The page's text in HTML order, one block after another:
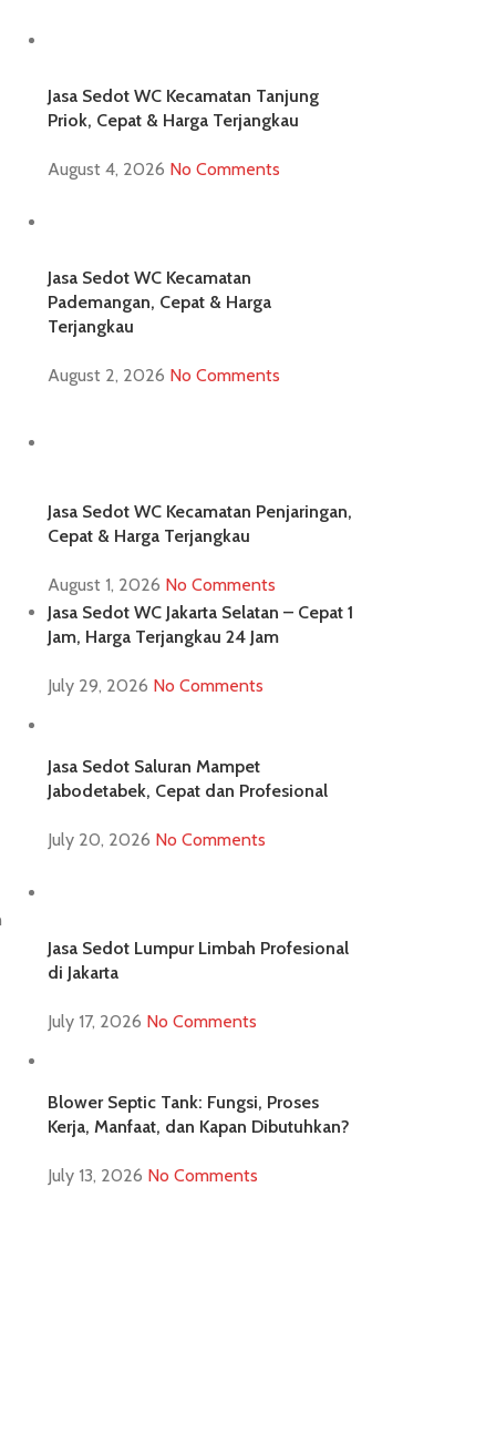
Jasa Sedot WC Kecamatan Tanjung
Priok, Cepat & Harga Terjangkau
August 4, 2026 No Comments
Jasa Sedot WC Kecamatan
Pademangan, Cepat & Harga
Terjangkau
August 2, 2026 No Comments
Jasa Sedot WC Kecamatan Penjaringan,
Cepat & Harga Terjangkau
August 1, 2026 No Comments
Jasa Sedot WC Jakarta Selatan – Cepat 1
Jam, Harga Terjangkau 24 Jam
July 29, 2026 No Comments
Jasa Sedot Saluran Mampet
Jabodetabek, Cepat dan Profesional
July 20, 2026 No Comments
Jasa Sedot Lumpur Limbah Profesional
di Jakarta
July 17, 2026 No Comments
Blower Septic Tank: Fungsi, Proses
Kerja, Manfaat, dan Kapan Dibutuhkan?
July 13, 2026 No Comments